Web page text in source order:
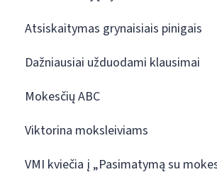
Atsiskaitymas grynaisiais pinigais
Dažniausiai užduodami klausimai
Mokesčių ABC
Viktorina moksleiviams
VMI kviečia į „Pasimatymą su